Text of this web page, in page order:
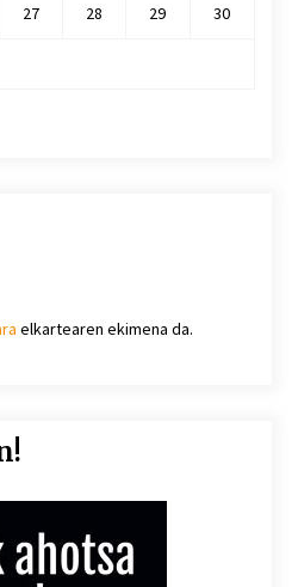
27 28 29 30
elkartearen ekimena da.